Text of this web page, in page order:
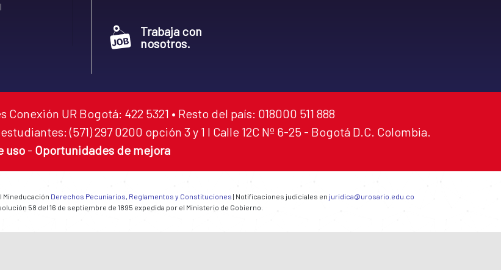
Trabaja con
nosotros.
Conexión UR Bogotá: 422 5321 • Resto del país: 018000 511 888
(571) 297 0200 opción 3 y 1 I Calle 12C Nº 6-25 - Bogotá D.C. Colombia.
uso - Oportunidades de mejora
Mineducación Derechos Pecuniarios, Reglamentos y Constituciones | Notificaciones judiciales en juridica@urosario.edu.co
58 del 16 de septiembre de 1895 expedida por el Ministerio de Gobierno.